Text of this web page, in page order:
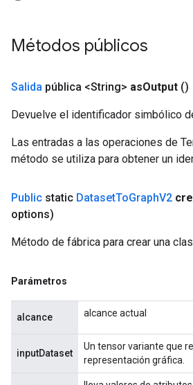
Métodos públicos
Salida pública <String> asOutput ()
Devuelve el identificador simbólico
Las entradas a las operaciones de
método se utiliza para obtener un
Public static DatasetToGraphV2
options)
Método de fábrica para crear una
Parámetros
alcance alcance actual
inputDataset
Un tensor variante que
representación gráfica.